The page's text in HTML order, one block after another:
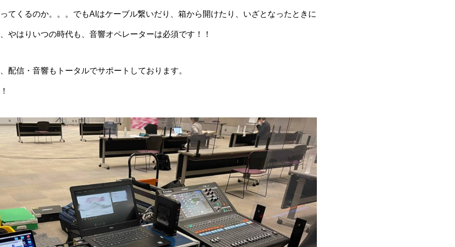
てくるのか。。。でもAIはケーブル繋いだり、箱から開けたり、いざとなったときに
やはりいつの時代も、音響オペレーターは必須です！！
配信・音響もトータルでサポートしております。